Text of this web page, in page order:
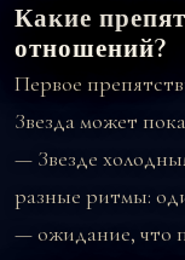
Какие
отношений?
Первое
Звезда может
— Звезде
разные ритмы:
— ожидание, что